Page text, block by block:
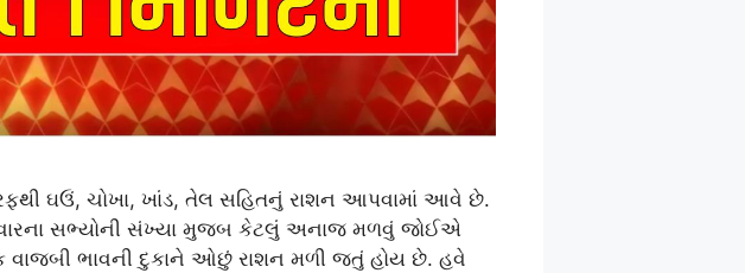
ઘઉં, ચોખા, ખાંડ, તેલ સહિતનું રાશન આપવામાં આવે છે.
સભ્યોની સંખ્યા મુજબ કેટલું અનાજ મળવું જોઈએ
વાજબી ભાવની દુકાને ઓછું રાશન મળી જતું હોય છે. હવે